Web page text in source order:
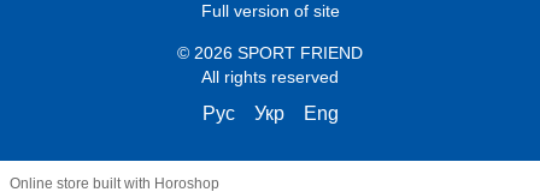
Full version of site
© 2026 SPORT FRIEND
All rights reserved
Рус Укр Eng
Online store built with Horoshop